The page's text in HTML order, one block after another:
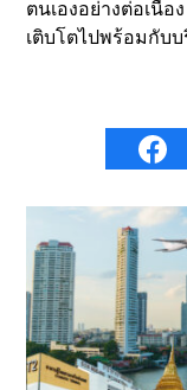
ตนเองอย่างต่อเนื่
เติบโตไปพร้อมกับ